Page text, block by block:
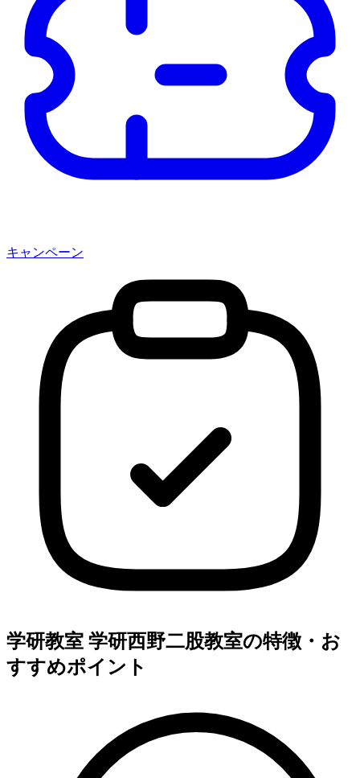
キャンペーン
学研教室 学研西野二股教室の特徴・お
すすめポイント